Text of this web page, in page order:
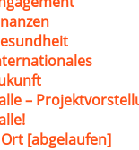
–
[abgelaufen]